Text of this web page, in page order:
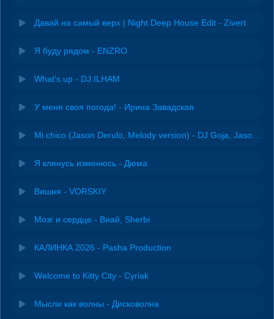
Давай на самый верх | Night Deep House Edit - Zivert
Я буду рядом - ENZRO
What's up - DJ.ILHAM
У меня своя погода! - Ирина Завадская
Я клянусь изменюсь - Дюма
Вишня - VORSKIY
Мозг и сердце - Виай, Sherbi
КАЛИНКА 2026 - Pasha Production
Welcome to Kitty City - Cyriak
Мысли как волны - Дисковолна